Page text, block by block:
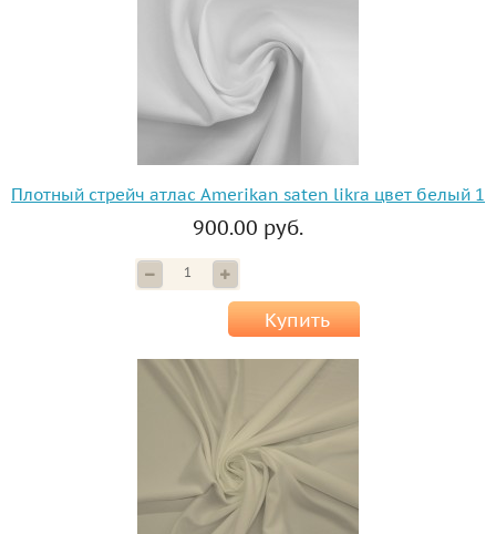
Плотный стрейч атлас Amerikan saten likra цвет белый 1
900.00 руб.
Купить